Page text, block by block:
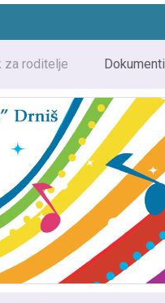
za roditelje Dokumenti